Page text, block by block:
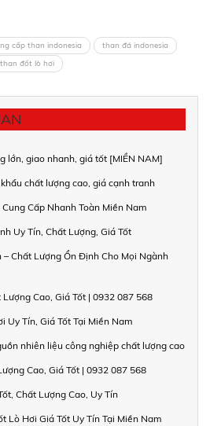
cấp than indonesia
than đá indonesia
đốt lò hơi
lớn, giao nhanh, giá tốt [MIỀN NAM]
chất lượng cao, giá cạnh tranh
Cấp Nhanh Toàn Miền Nam
Uy Tín, Chất Lượng, Giá Tốt
– Chất Lượng Ổn Định Cho Mọi Ngành
Cao, Giá Tốt | 0932 087 568
Uy Tín, Giá Tốt Tại Miền Nam
nhiên liệu công nghiệp chất lượng cao
Cao, Giá Tốt | 0932 087 568
Chất Lượng Cao, Uy Tín
Lò Hơi Giá Tốt Uy Tín Tại Miền Nam